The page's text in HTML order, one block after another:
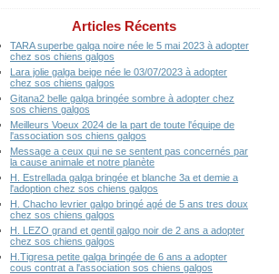
Articles Récents
TARA superbe galga noire née le 5 mai 2023 à adopter
chez sos chiens galgos
Lara jolie galga beige née le 03/07/2023 à adopter
chez sos chiens galgos
Gitana2 belle galga bringée sombre à adopter chez
sos chiens galgos
Meilleurs Voeux 2024 de la part de toute l'équipe de
l'association sos chiens galgos
Message a ceux qui ne se sentent pas concernés par
la cause animale et notre planète
H. Estrellada galga bringée et blanche 3a et demie a
l'adoption chez sos chiens galgos
H. Chacho levrier galgo bringé agé de 5 ans tres doux
chez sos chiens galgos
H. LEZO grand et gentil galgo noir de 2 ans a adopter
chez sos chiens galgos
H.Tigresa petite galga bringée de 6 ans a adopter
cous contrat a l'association sos chiens galgos